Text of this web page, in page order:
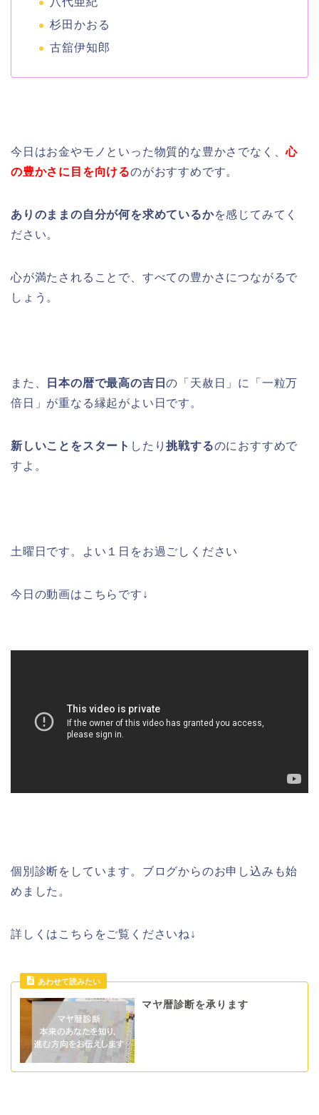
杉田かおる
古舘伊知郎
今日はお金やモノといった物質的な豊かさでなく、心
の豊かさに目を向けるのがおすすめです。
ありのままの自分が何を求めているかを感じてみてく
ださい。
心が満たされることで、すべての豊かさにつながるで
しょう。
また、 日本の暦で最高の吉日の「天赦日」に「一粒万
倍日」が重なる縁起がよい日です。
新しいことをスタート したり挑戦するのにおすすめで
すよ。
土曜日です。よい１日をお過ごしください
今日の動画はこちらです↓
個別診断をしています。ブログからのお申し込みも始
めました。
詳しくはこちらをご覧くださいね↓
マヤ暦診断を承ります